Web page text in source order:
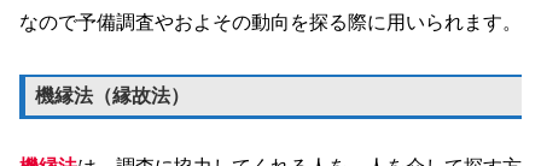
なので予備調査やおよその動向を探る際に用いられます。
機縁法（縁故法）